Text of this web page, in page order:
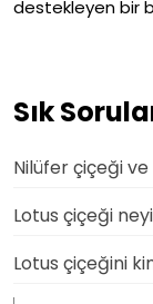
destekleyen bir
Sık
Nilüfer çiçeği ve
Lotus çiçeği
Lotus çiçeğini